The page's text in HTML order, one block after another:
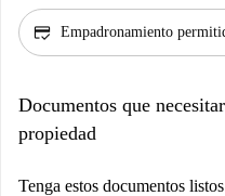
credit_score Empadronamiento
Documentos que
propiedad
Tenga estos documentos